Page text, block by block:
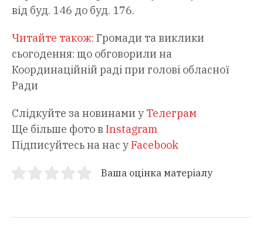
від буд. 146 до буд. 176.
Читайте також: Громади та виклики
сьогодення: що обговорили на
Координаційній раді при голові обласної
Ради
Слідкуйте за новинами у Телеграм
Ще більше фото в Instagram
Підписуйтесь на нас уFacebook
Ваша оцінка матеріалу